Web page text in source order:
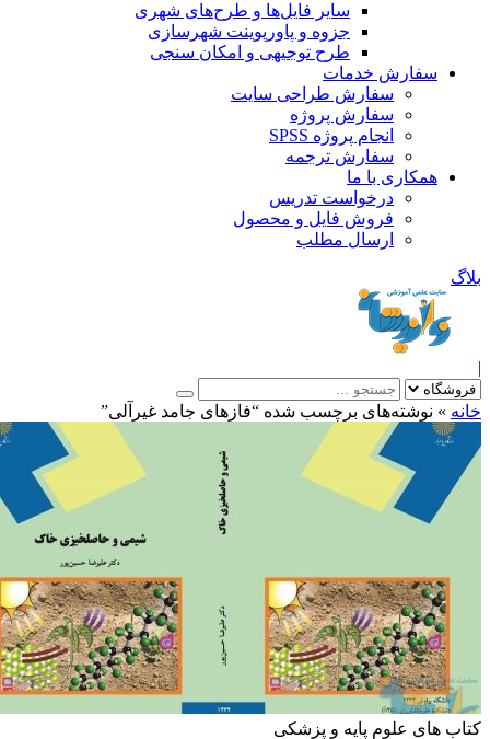
سایر فایل‌ها و طرح‌های شهری
جزوه و پاورپوینت شهرسازی
طرح توجیهی و امکان سنجی
سفارش خدمات
سفارش طراحی سایت
سفارش پروژه
انجام پروژه SPSS
سفارش ترجمه
همکاری با ما
درخواست تدریس
فروش فایل و محصول
ارسال مطلب
»نوشته‌های برچسب شده “فازهای جامد غیرآلی”
های علوم پایه و پزشکی